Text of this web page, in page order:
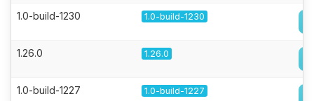
1.0-build-1230 1.0-build-1230
1.26.0 1.26.0
1.0-build-1227 1.0-build-1227